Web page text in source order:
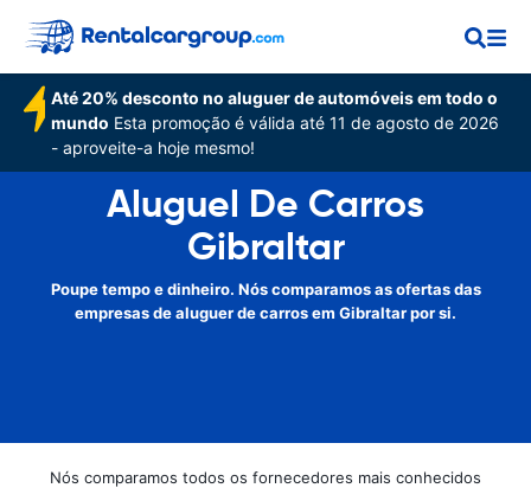
Até 20% desconto no aluguer de automóveis em todo o
mundo Esta promoção é válida até 11 de agosto de 2026
- aproveite-a hoje mesmo!
Aluguel De Carros
Gibraltar
Poupe tempo e dinheiro. Nós comparamos as ofertas das
empresas de aluguer de carros em Gibraltar por si.
Nós comparamos todos os fornecedores mais conhecidos